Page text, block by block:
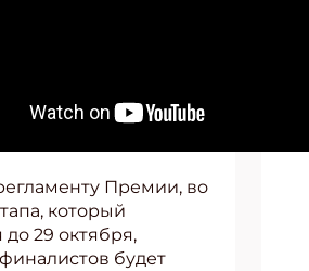
Премии, во
который
до 29 октября,
будет